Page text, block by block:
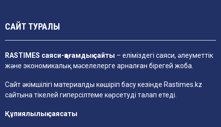
САЙТ ТУРАЛЫ
RASTIMES саяси-қоғамдық сайты – еліміздегі саяси, әлеуметтік
және экономикалық мәселелерге арналған бірегей жоба.
Сайт әкімшілігі материалды көшіріп басу кезінде Rastimes.kz
сайтына тікелей гиперсілтеме көрсетуді талап етеді.
Құпиялылық саясаты